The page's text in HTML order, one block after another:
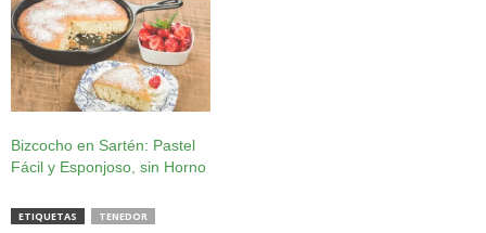
Bizcocho en Sartén: Pastel
Fácil y Esponjoso, sin Horno
ETIQUETAS TENEDOR